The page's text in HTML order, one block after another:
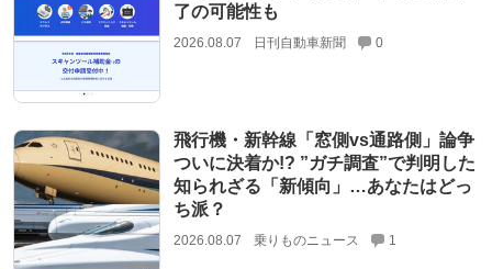
了の可能性も
2026.08.07 日刊自動車新聞 0
飛行機・新幹線「窓側vs通路側」論争
ついに決着か!? ”ガチ調査”で判明した
知られざる「新傾向」…あなたはどっ
ち派？
2026.08.07 乗りものニュース 1